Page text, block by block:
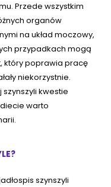
Przede wszystkim
organów
na układ moczowy,
przypadkach mogą
który poprawia pracę
niekorzystnie.
kwestie
warto
szynszyli